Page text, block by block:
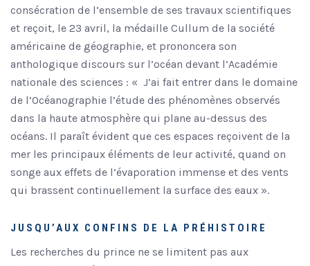
consécration de l’ensemble de ses travaux scientifiques
et reçoit, le 23 avril, la médaille Cullum de la société
américaine de géographie, et prononcera son
anthologique discours sur l’océan devant l’Académie
nationale des sciences : « J’ai fait entrer dans le domaine
de l’Océanographie l’étude des phénomènes observés
dans la haute atmosphère qui plane au-dessus des
océans. Il paraît évident que ces espaces reçoivent de la
mer les principaux éléments de leur activité, quand on
songe aux effets de l’évaporation immense et des vents
qui brassent continuellement la surface des eaux ».
JUSQU’AUX CONFINS DE LA PRÉHISTOIRE
Les recherches du prince ne se limitent pas aux